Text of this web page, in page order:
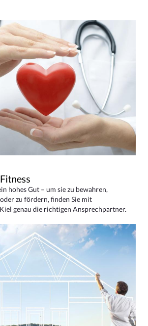
hohes Gut – um sie zu bewahren,
zu fördern, finden Sie mit
genau die richtigen Ansprechpartner.